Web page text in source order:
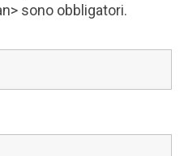
sono obbligatori.